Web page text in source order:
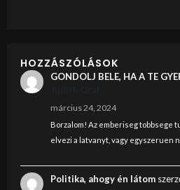
HOZZÁSZÓLÁSOK
GONDOLJ BELE, HA A TE
március 24, 2024
Borzalom! Az emberiseg tobbsege
elvezi a latvanyt, vagy egyszeruen
Politika, ahogy én látom